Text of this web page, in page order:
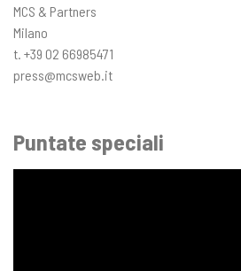
MCS & Partners
Milano
t. +39 02 66985471
press@mcsweb.it
Puntate speciali